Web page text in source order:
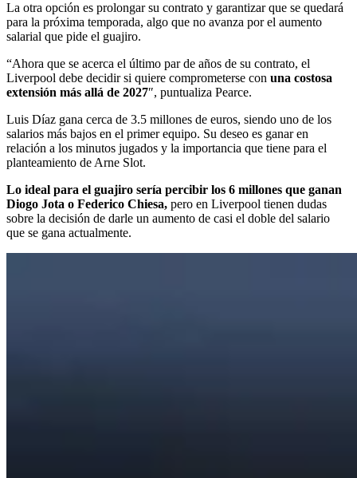
La otra opción es prolongar su contrato y garantizar que se quedará
para la próxima temporada, algo que no avanza por el aumento
salarial que pide el guajiro.
“Ahora que se acerca el último par de años de su contrato, el
Liverpool debe decidir si quiere comprometerse con una costosa
extensión más allá de 2027″, puntualiza Pearce.
Luis Díaz gana cerca de 3.5 millones de euros, siendo uno de los
salarios más bajos en el primer equipo. Su deseo es ganar en
relación a los minutos jugados y la importancia que tiene para el
planteamiento de Arne Slot.
Lo ideal para el guajiro sería percibir los 6 millones que ganan
Diogo Jota o Federico Chiesa, pero en Liverpool tienen dudas
sobre la decisión de darle un aumento de casi el doble del salario
que se gana actualmente.